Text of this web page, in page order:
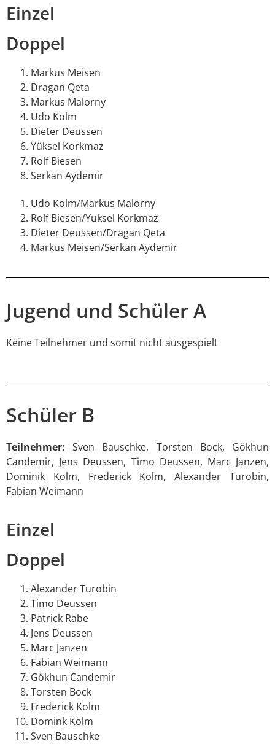
Einzel
Doppel
Markus Meisen
Dragan Qeta
Markus Malorny
Udo Kolm
Dieter Deussen
Yüksel Korkmaz
Rolf Biesen
Serkan Aydemir
Udo Kolm/Markus Malorny
Rolf Biesen/Yüksel Korkmaz
Dieter Deussen/Dragan Qeta
Markus Meisen/Serkan Aydemir
Jugend und Schüler A
Keine Teilnehmer und somit nicht ausgespielt
Schüler B
Teilnehmer: Sven Bauschke, Torsten Bock, Gökhun
Candemir, Jens Deussen, Timo Deussen, Marc Janzen,
Dominik Kolm, Frederick Kolm, Alexander Turobin,
Fabian Weimann
Einzel
Doppel
Alexander Turobin
Timo Deussen
Patrick Rabe
Jens Deussen
Marc Janzen
Fabian Weimann
Gökhun Candemir
Torsten Bock
Frederick Kolm
Domink Kolm
Sven Bauschke